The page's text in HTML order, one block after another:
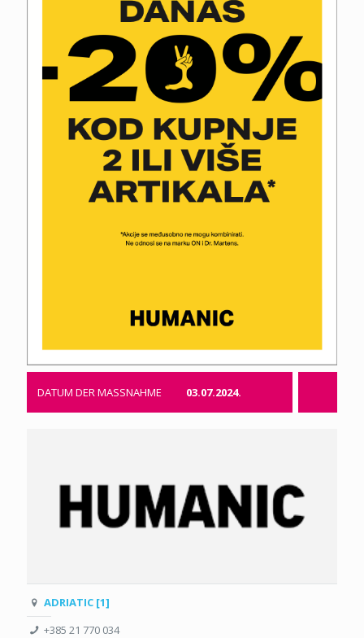
DATUM DER MASSNAHME 03.07.2024.
ADRIATIC [1]
+385 21 770 034